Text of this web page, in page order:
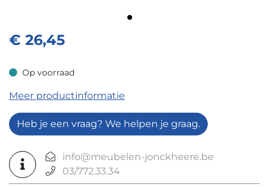
€ 26,45
Op voorraad
Op voorraad
Meer productinformatie
Heb je een vraag? We helpen je graag.
info@meubelen-jonckheere.be
03/772.33.34